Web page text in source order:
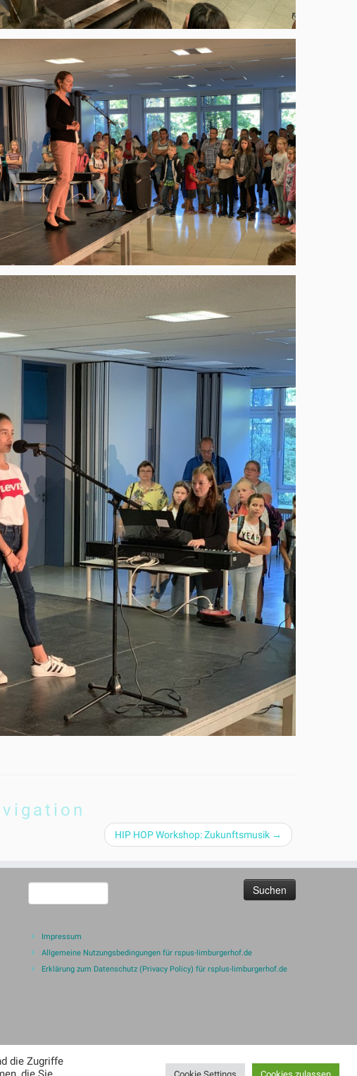
HIP HOP Workshop: Zukunftsmusik →
nach:
Impressum
Allgemeine Nutzungsbedingungen für rspus-limburgerhof.de
Erklärung zum Datenschutz (Privacy Policy) für rsplus-limburgerhof.de
die Zugriffe
Cookie Settings Cookies zulassen